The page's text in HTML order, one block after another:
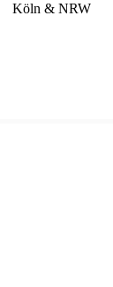
Köln & NRW